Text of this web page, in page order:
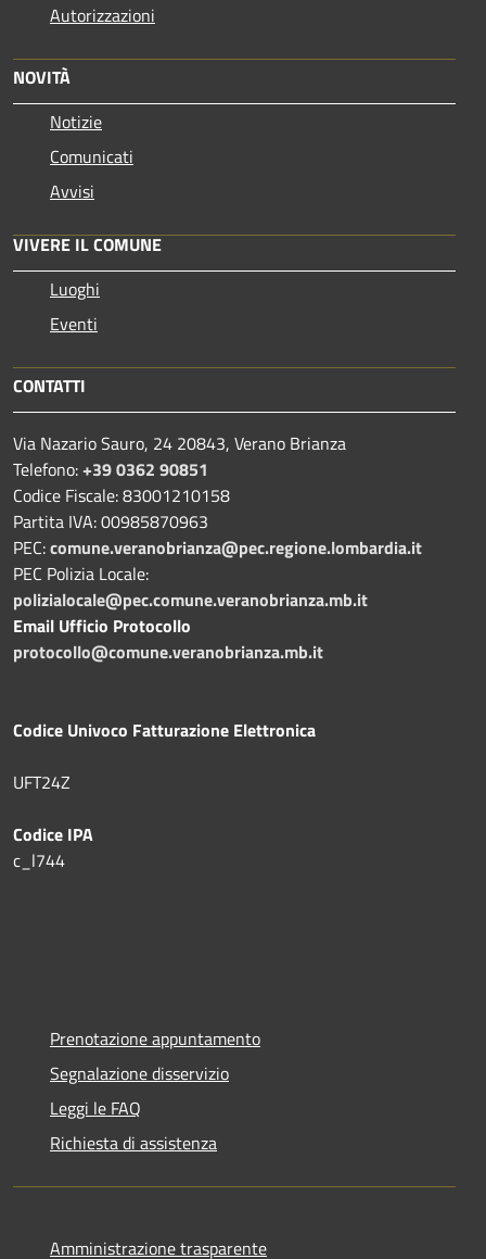
Autorizzazioni
NOVITÀ
Notizie
Comunicati
Avvisi
VIVERE IL COMUNE
Luoghi
Eventi
CONTATTI
Via Nazario Sauro, 24 20843, Verano Brianza
Telefono:+39 0362 90851
Codice Fiscale: 83001210158
Partita IVA: 00985870963
PEC:comune.veranobrianza@pec.regione.lombardia.it
PEC Polizia Locale:
polizialocale@pec.comune.veranobrianza.mb.it
Email Ufficio Protocollo
protocollo@comune.veranobrianza.mb.it
Codice Univoco Fatturazione Elettronica
UFT24Z
Codice IPA
c_l744
Prenotazione appuntamento
Segnalazione disservizio
Leggi le FAQ
Richiesta di assistenza
Amministrazione trasparente